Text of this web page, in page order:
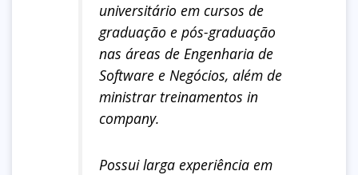
universitário em cursos de
graduação e pós-graduação
nas áreas de Engenharia de
Software e Negócios, além de
ministrar treinamentos in
company.
Possui larga experiência em